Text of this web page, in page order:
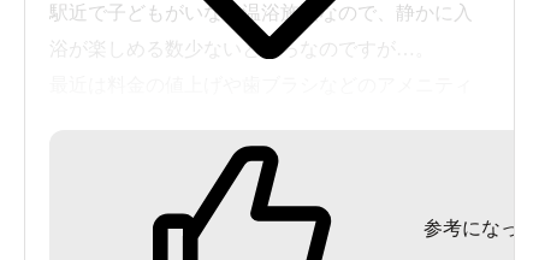
駅近で子どもがいない温浴施設なので、静かに入
浴が楽しめる数少ないところなのですが…。
は、閉店への伏線だったのかもしれませんね。
どこかの業者が事業継承してほしいです。
参考になった